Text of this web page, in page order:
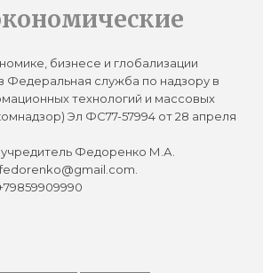
бизнесе и глобализации
Федеральная служба по надзору в
технологий и массовых
Эл ФС77-57994 от 28 апреля
учредитель Федоренко М.А.